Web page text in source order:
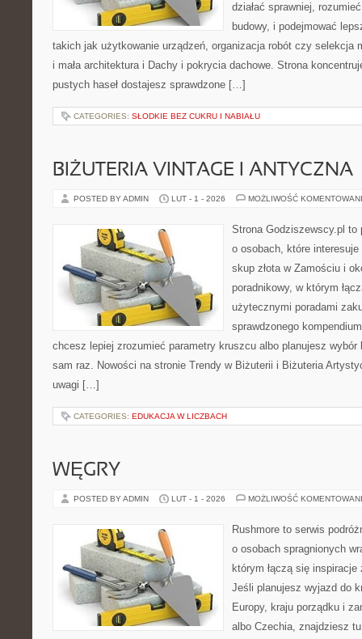
działać sprawniej,
budowy, i podejmować
takich jak użytkowanie urządzeń, organizacja robót czy selekcja
i mała architektura i Dachy i pokrycia dachowe. Strona
pustych haseł dostajesz sprawdzone […]
CATEGORIES: SŁODKIE BEZ CUKRU I NABIAŁU
BIŻUTERIA VINTAGE I ANTYCZNA
POSTED BY ADMIN LUT - 1 - 2026 MOŻLIWOŚĆ
Strona Godziszewscy.pl to
o osobach, które
skup złota w Zamościu i
poradnikowy, w którym
użytecznymi poradami
sprawdzonego
chcesz lepiej zrozumieć parametry kruszcu albo planujesz
sam raz. Nowości na stronie Trendy w Biżuterii i Biżuteria
uwagi […]
CATEGORIES: EDUKACJA W LICZBACH
WĘGRY
POSTED BY ADMIN LUT - 1 - 2026 MOŻLIWOŚĆ
Rushmore to serwis
o osobach spragnionych
którym łączą się
Jeśli planujesz wyjazd do
Europy, kraju porządku i
albo Czechia, znajdziesz